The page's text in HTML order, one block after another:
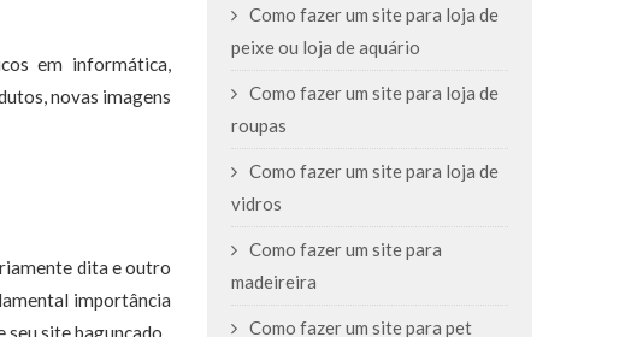
em informática,
novas imagens
dita e outro
importância
seu site bagunçado.
Como fazer um site para loja de
peixe ou loja de aquário
Como fazer um site para loja de
roupas
Como fazer um site para loja de
vidros
Como fazer um site para
madeireira
Como fazer um site para pet